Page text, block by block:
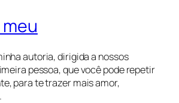
autoria, dirigida a nossos
pessoa, que você pode repetir
para te trazer mais amor,